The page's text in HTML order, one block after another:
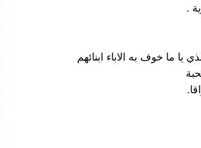
.
يا ما خوف به الاباء ابنائهم